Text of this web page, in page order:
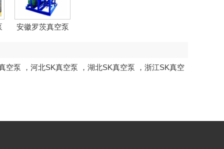
安徽罗茨真空泵
空泵 ， 河北SK真空泵 ， 湖北SK真空泵 ， 浙江SK真空